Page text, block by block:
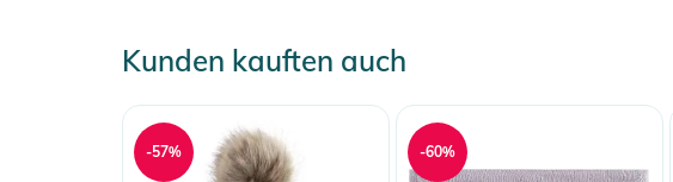
Kunden kauften auch
-57% -60%